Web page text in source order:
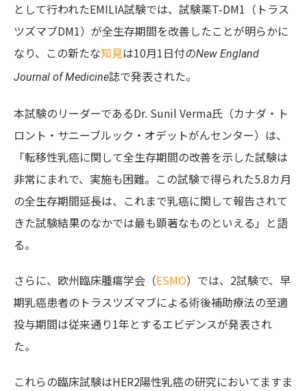
として行われたEMILIA試験では、試験薬T-DM1（トラス
ツズマブDM1）が全生存期間を改善したことが明らかに
なり、この新たな知見は10月1日付のNew England
Journal of Medicine誌で発表された。
本試験のリーダーであるDr. Sunil Verma氏（カナダ・ト
ロント・サニーブルック・オデットがんセンター）は、
「転移性乳癌に関して全生存期間の改善を示した試験は
非常にまれで、実施も困難。この試験で得られた5.8カ月
の全生存期間延長は、これまで乳癌に関して報告されて
きた試験結果のなかでは最も顕著なものといえる」と語
る。
さらに、欧州臨床腫瘍学会（ESMO）では、2試験で、早
期乳癌患者のトラスツズマブによる術後補助療法の至適
投与期間は従来通り1年とするエビデンスが発表され
た。
これらの臨床試験はHER2陽性乳癌の研究においてますま